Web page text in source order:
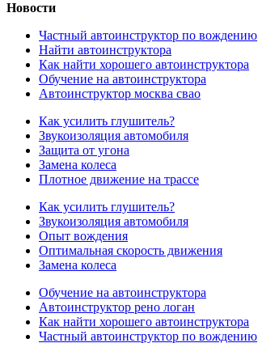
Новости
Частный автоинструктор по вождению
Найти автоинструктора
Как найти хорошего автоинструктора
Обучение на автоинструктора
Автоинструктор москва свао
Как усилить глушитель?
Звукоизоляция автомобиля
Защита от угона
Замена колеса
Плотное движение на трассе
Как усилить глушитель?
Звукоизоляция автомобиля
Опыт вождения
Оптимальная скорость движения
Замена колеса
Обучение на автоинструктора
Автоинструктор рено логан
Как найти хорошего автоинструктора
Частный автоинструктор по вождению